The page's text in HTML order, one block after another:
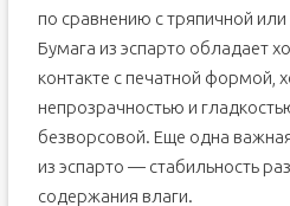
по сравнению с тряпичной
Бумага из эспарто обладает
контакте с печатной формой,
непрозрачностью и
безворсовой. Еще одна
из эспарто — стабильность
содержания влаги.